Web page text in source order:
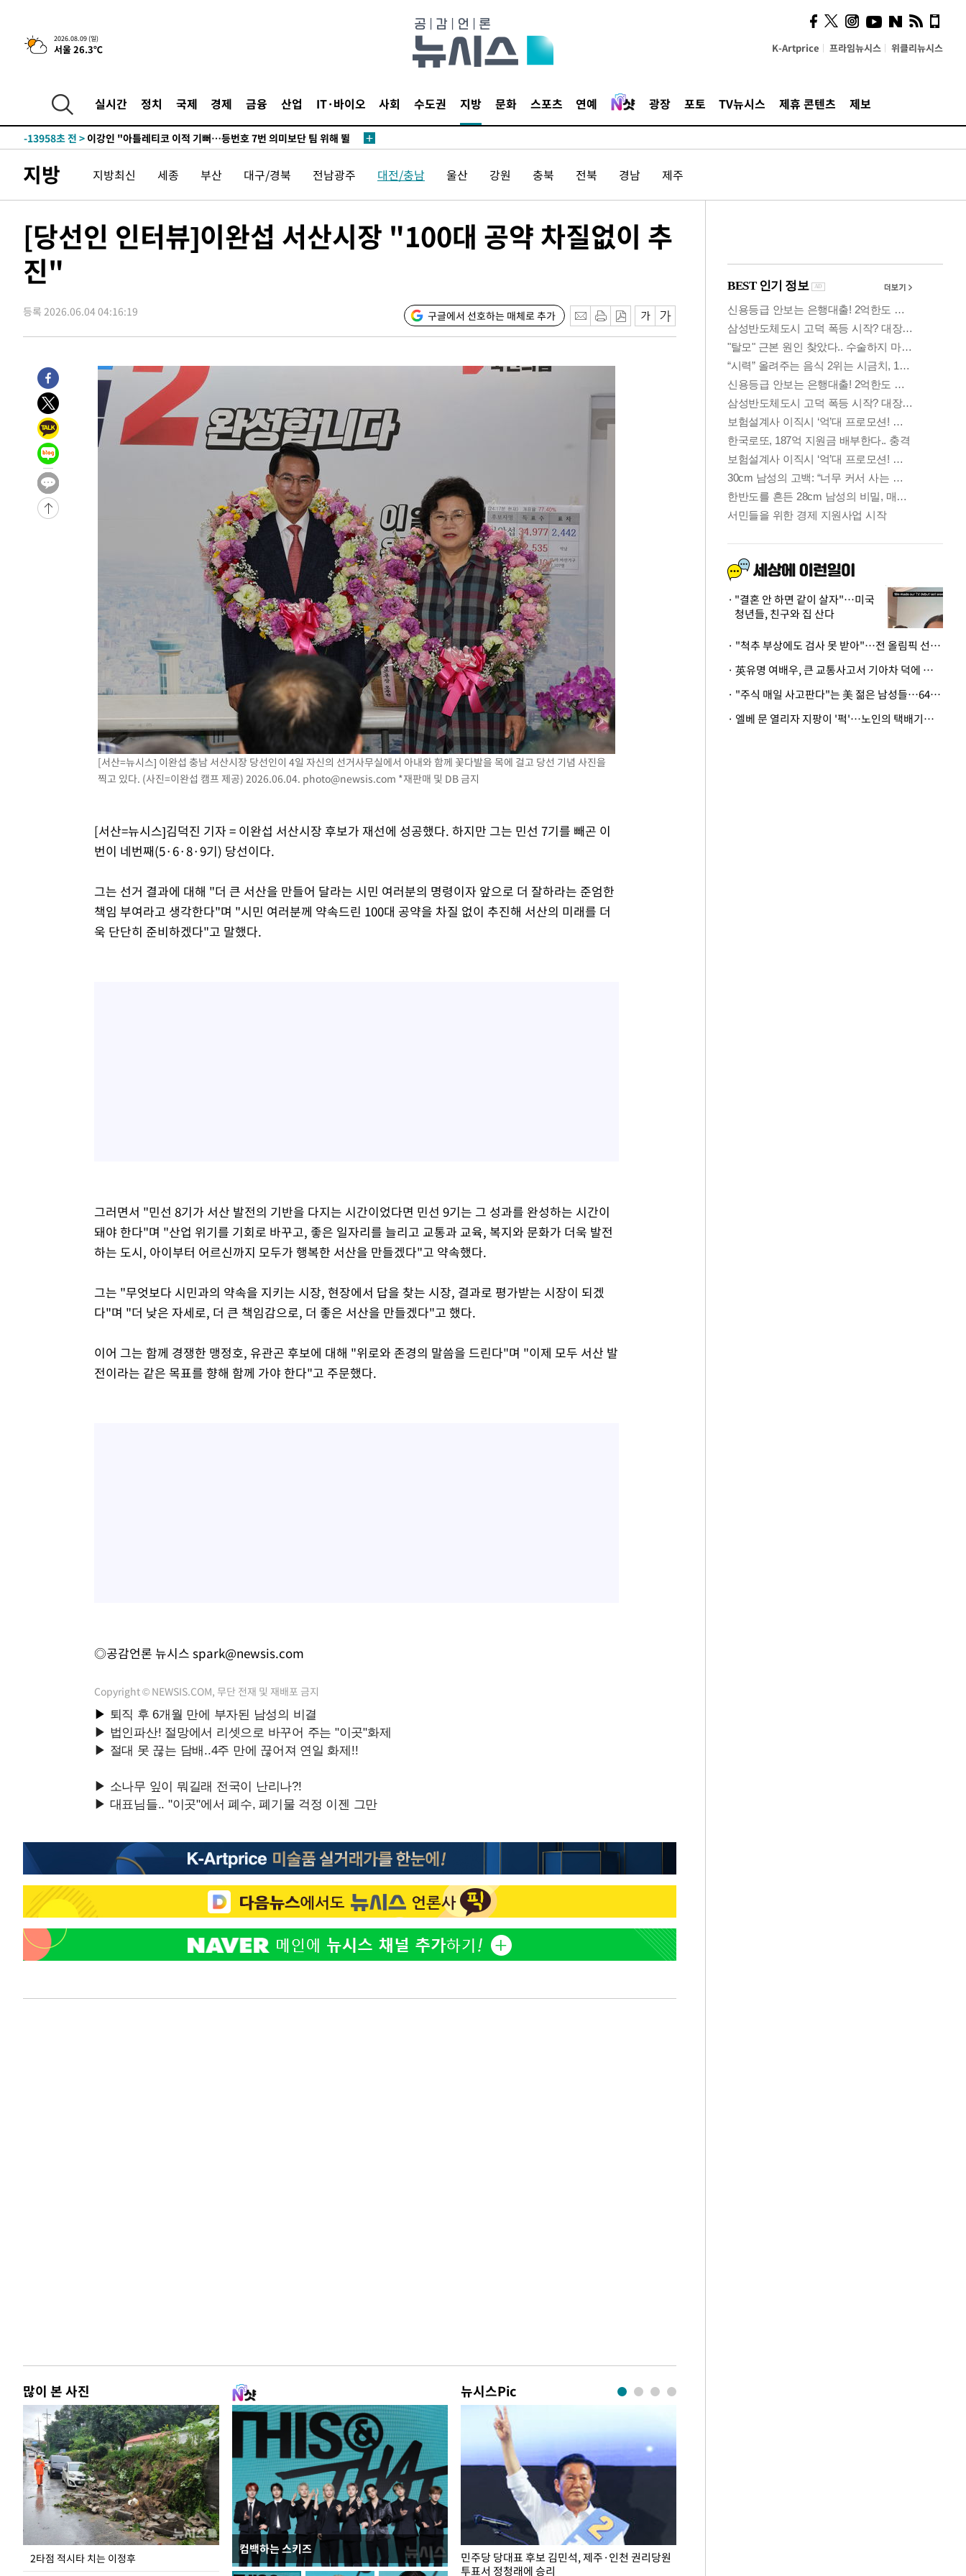
2026.08.09 (일)
서울 26.3℃ K-Artprice 프라임뉴시스 위클리뉴시스
실시간 정치 국제 경제 금융 산업 IT·바이오 사회 수도권 지방 문화 스포츠 연예 광장 포토 TV뉴시스 제휴 콘텐츠 제보
-24142초 전 >이란 "호르무즈 재개방 합의 근접…美 배상 선행돼야"
-15189초 전 >[속보]與최고위원 제주·인천 순회경선…박선원·최민희·서미화·
청래 44.56%
-14424초 전 >
[속보]與 대표 경선 제주·인천 당원투표…金 47.75%·鄭
42.08%·宋 10.17%
-13958초 전 >
것"
-13893초 전 > [속보]與 당대표 경선, 제주·인천 권리당원 투표 김민석 승리
-6937초 전 >
[속보]이강인 "감독님이 원하는 마음 느꼈고, 많은 트로피 원해 아틀
-6719초 전 >수도권 40도 육박 '펄펄'…동해안 일부 지역엔 호의주의보
6분 전 > 강릉에 시간당 81.4㎜ 물폭탄…도로 잠기고 담벼락 붕괴
1시간 전 >
1시간 전 >
2시간 전 >여수 오동도 해상서 모터보트 전복…1명 사망·1명 실종
3시간 전 >극한폭염 한풀 꺾이지만…'낮 최고 35도' 무더위, 열대야 계속[다음주
4시간 전 >
[속보]'압수수색·성접대 논란' 축구협회 "실망과 걱정 안겨드려 죄송"
8시간 전 >
'최고 37도' 폭염 지속…강원동해안 최대 150㎜ 비
10시간 전 >
[속보]뉴욕증시 상승 마감…S&P 0.6% 나스닥 1.3%↑
-24142초 전 >
이란 "호르무즈 재개방 합의 근접…美 배상 선행돼야"
-15189초 전 >
[속보]與최고위원 제주·인천 순회경선…박선원·최민희·서미화·
한민수·김용 순
-15142초 전 >
[속보]김민석, 與 전대 당원투표 누적 득표율 45.42%로 1위… 정
청래 44.56%
-14424초 전 >
[속보]與 대표 경선 제주·인천 당원투표…金 47.75%·鄭
42.08%·宋 10.17%
-13958초 전 >
이강인 "아틀레티코 이적 기뻐…등번호 7번 의미보단 팀 위해 뛸
[속보]與 당대표 경선, 제주·인천 권리당원 투표 김민석 승리
낮 최고 35도 '무더위'…동해안 시간당 30㎜ '강한 비'[내일날씨]
[속보]이강인 "감독님이 원하는 마음 느꼈고, 많은 트로피 원해 아틀
수도권 40도 육박 '펄펄'…동해안 일부 지역엔 호의주의보
온열질환 사망자 3명 늘어…누적 환자 3000명 돌파
강릉에 시간당 81.4㎜ 물폭탄…도로 잠기고 담벼락 붕괴
백운산서 80년근 천종산삼 9뿌리 발견…감정가 1.3억원
선재도서 해루질 나섰다 실종 60대, 닷새 만에 숨진 채 발견
남자 농구, 나고야 아시안게임서 '홈팀' 일본과 한일전
여수 오동도 해상서 모터보트 전복…1명 사망·1명 실종
극한폭염 한풀 꺾이지만…'낮 최고 35도' 무더위, 열대야 계속[다음주
축구협회 "압수수색·성접대 논란 사과…쇄신의 기회로 삼겠다"
[속보]'압수수색·성접대 논란' 축구협회 "실망과 걱정 안겨드려 죄송"
[속보]뉴욕증시 상승 마감…S&P 0.6% 나스닥 1.3%↑
지방 지방최신 세종 부산 대구/경북 전남광주 대전/충남 울산 강원 충북 전북 경남 제주
[당선인 인터뷰]이완섭 서산시장 "100대 공약 차질없이 추
진"
등록 2026.06.04 04:16:19 구글에서 선호하는 매체로 추가
[서산=뉴시스] 이완섭 충남 서산시장 당선인이 4일 자신의 선거사무실에서 아내와 함께 꽃다발을 목에 걸고 당선 기념 사진을
찍고 있다. (사진=이완섭 캠프 제공) 2026.06.04. photo@newsis.com *재판매 및 DB 금지
[서산=뉴시스]김덕진 기자 = 이완섭 서산시장 후보가 재선에 성공했다. 하지만 그는 민선 7기를 빼곤 이
번이 네번째(5·6·8·9기) 당선이다.
그는 선거 결과에 대해 "더 큰 서산을 만들어 달라는 시민 여러분의 명령이자 앞으로 더 잘하라는 준엄한
책임 부여라고 생각한다"며 "시민 여러분께 약속드린 100대 공약을 차질 없이 추진해 서산의 미래를 더
욱 단단히 준비하겠다"고 말했다.
그러면서 "민선 8기가 서산 발전의 기반을 다지는 시간이었다면 민선 9기는 그 성과를 완성하는 시간이
돼야 한다"며 "산업 위기를 기회로 바꾸고, 좋은 일자리를 늘리고 교통과 교육, 복지와 문화가 더욱 발전
하는 도시, 아이부터 어르신까지 모두가 행복한 서산을 만들겠다"고 약속했다.
그는 "무엇보다 시민과의 약속을 지키는 시장, 현장에서 답을 찾는 시장, 결과로 평가받는 시장이 되겠
다"며 "더 낮은 자세로, 더 큰 책임감으로, 더 좋은 서산을 만들겠다"고 했다.
이어 그는 함께 경쟁한 맹정호, 유관곤 후보에 대해 "위로와 존경의 말씀을 드린다"며 "이제 모두 서산 발
전이라는 같은 목표를 향해 함께 가야 한다"고 주문했다.
◎공감언론 뉴시스 spark@newsis.com
Copyright © NEWSIS.COM, 무단 전재 및 재배포 금지
많이 본 사진
2타점 적시타 치는 이정후
컴백하는 스키즈
뉴시스Pic
이번주 국회에는 무슨 일이? [뉴시스국회토pic]
민주당 당대표 후보 김민석, 제주·인천 권리당원
투표서 정청래에 승리
사이 해답 찾았죠"…알을
깨고 나온 '초자아'
"결혼 안 하면 같이 살자"…미국
청년들, 친구와 집 산다
· "척추 부상에도 검사 못 받아"…전 올림픽 선수, 美봅슬레이협회 상대 소송
· 英유명 여배우, 큰 교통사고서 기아차 덕에 살았다
· "주식 매일 사고판다"는 美 젊은 남성들…64%가 "나는 인생의 패배자“
· 엘베 문 열리자 지팡이 '퍽'…노인의 택배기사 폭행 이유